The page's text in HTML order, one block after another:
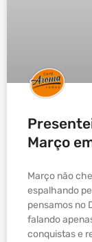
Março
Março não
espalhando
pensamos no
falando
conquistas e